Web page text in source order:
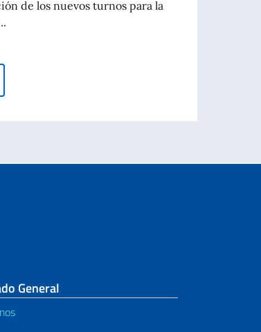
de los nuevos turnos para la
d’identità elettronica – CIE (Documento de identidad
General